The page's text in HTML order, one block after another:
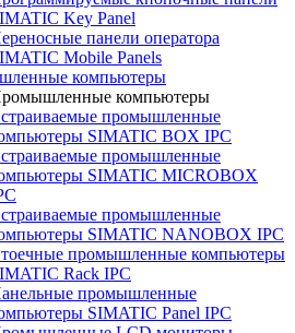
Key Panel
панели оператора
Mobile Panels
компьютеры
компьютеры
промышленные
SIMATIC BOX IPC
промышленные
SIMATIC MICROBOX
промышленные
SIMATIC NANOBOX IPC
промышленные компьютеры
Rack IPC
промышленные
SIMATIC Panel IPC